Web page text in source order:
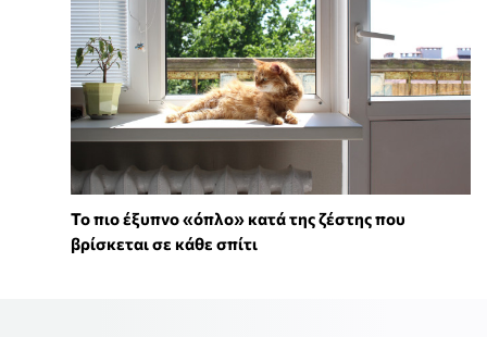
To πιο έξυπνο «όπλο» κατά της ζέστης που
βρίσκεται σε κάθε σπίτι